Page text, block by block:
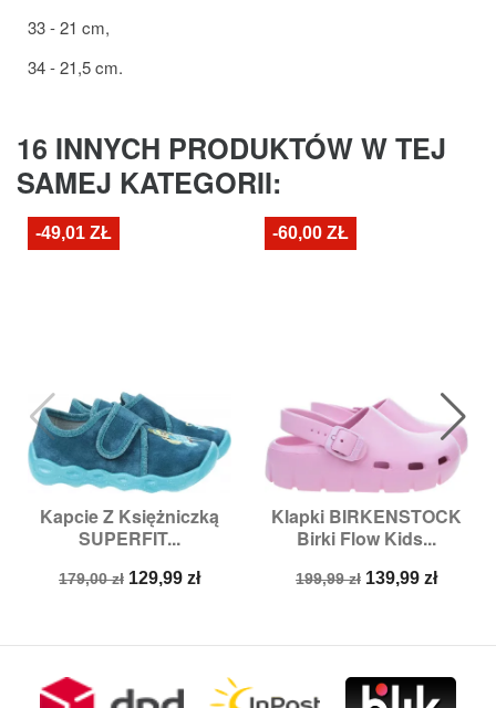
33 - 21 cm,
34 - 21,5 cm.
16 INNYCH PRODUKTÓW W TEJ
SAMEJ KATEGORII:
Kapcie Z Księżniczką
SUPERFIT...
Cena
179,00 zł Cena
129,99 zł
-49,01 ZŁ
Klapki BIRKENSTOCK
Birki Flow Kids...
Cena
199,99 zł Cena
139,99 zł
-60,00 ZŁ